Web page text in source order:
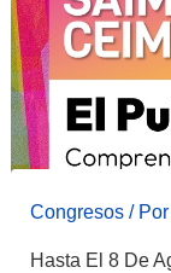
Congresos/ Por
Hasta El 8 De